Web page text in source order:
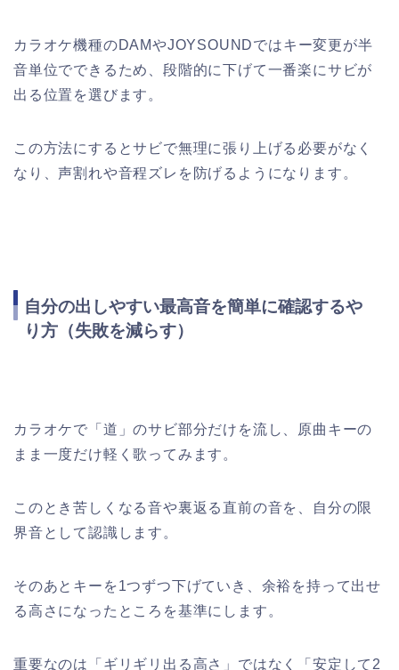
カラオケ機種のDAMやJOYSOUNDではキー変更が半
音単位でできるため、段階的に下げて一番楽にサビが
出る位置を選びます。
この方法にするとサビで無理に張り上げる必要がなく
なり、声割れや音程ズレを防げるようになります。
自分の出しやすい最高音を簡単に確認するや
り方（失敗を減らす）
カラオケで「道」のサビ部分だけを流し、原曲キーの
まま一度だけ軽く歌ってみます。
このとき苦しくなる音や裏返る直前の音を、自分の限
界音として認識します。
そのあとキーを1つずつ下げていき、余裕を持って出せ
る高さになったところを基準にします。
重要なのは「ギリギリ出る高さ」ではなく「安定して2